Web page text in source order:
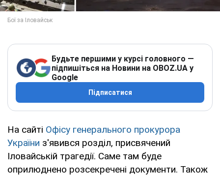
Будьте першими у курсі головного —
підпишіться на Новини на OBOZ.UA у
Google
Підписатися
На сайті Офісу генерального прокурора
України з'явився розділ, присвячений
Іловайській трагедії. Саме там буде
оприлюднено розсекречені документи. Також